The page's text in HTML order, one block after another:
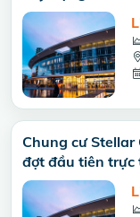
Chung cư Stellar
đợt đầu tiên trực